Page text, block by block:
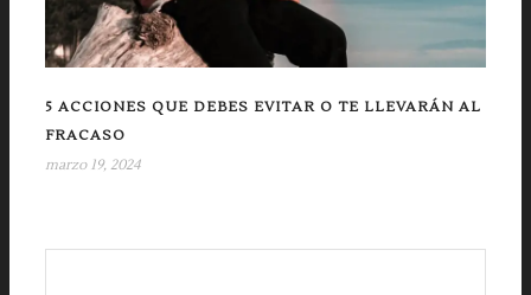
5 ACCIONES QUE DEBES EVITAR O TE LLEVARÁN AL
FRACASO
marzo 19, 2024